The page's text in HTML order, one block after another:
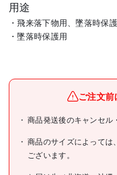
用途
・飛来落下物用、墜落時保護
・墜落時保護用
ブランド名ご注文
商品発送後のキャンセル
商品のサイズによっては
ございます。